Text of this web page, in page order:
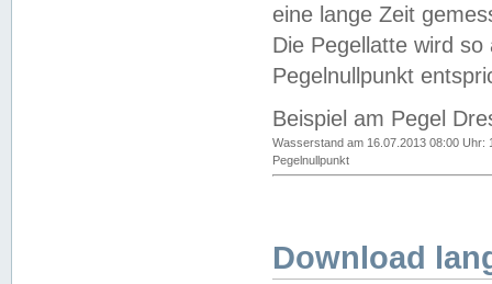
eine lange Zeit
Die Pegellatte wird
Pegelnullpunkt
Beispiel am Pegel
Wasserstand am 16.07.2013 08:00 Uhr:
Pegelnullpunkt
Download